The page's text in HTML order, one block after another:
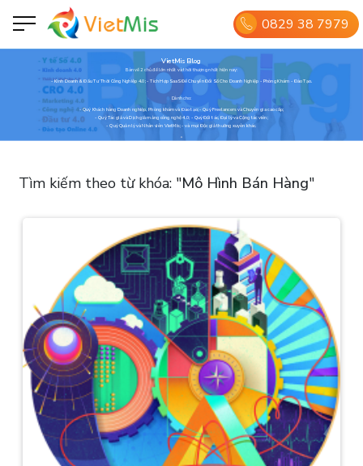
0829 38 7979
VietMis Blog
Bàn về 2 chủ đề lớn nhất và thời thượng nhất hiện nay:
- Kinh Doanh & Đầu Tư Thời Công Nghiệp 4.0; - Tích Hợp SaaS Để Chuyển Đổi Số Cho Doanh Nghiệp - Phòng Khám - Đào Tạo.
Dành cho:
- Quý Khách hàng Doanh nghiệp, Phòng khám và Đào tạo; - Quý Freelancers và Chuyên gia cao cấp;
- Quý Tác giả và Dịch giả mảng công nghệ 4.0; - Quý Đối tác, Đại lý và Cộng tác viên;
- Quý Quản lý và Nhân viên VietMis; - và mọi Độc giả thường xuyên khác.
Tìm kiếm theo từ khóa: "Mô Hình Bán Hàng"